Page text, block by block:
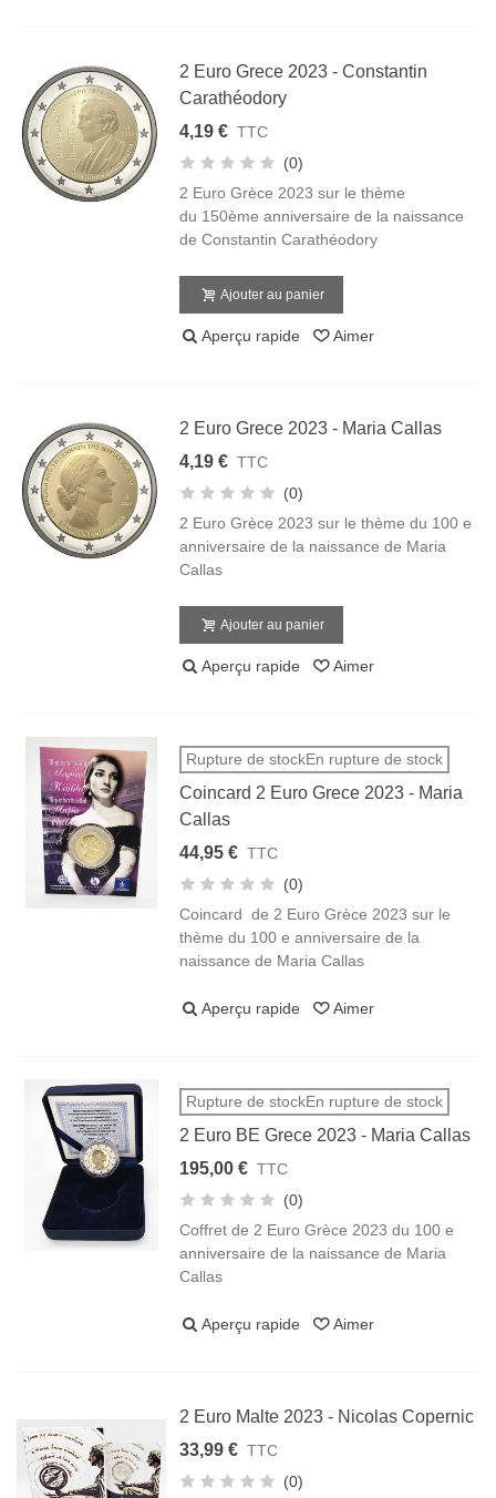
2 Euro Grece 2023 - Constantin
Carathéodory
4,19 € TTC
(0)
2 Euro Grèce 2023 sur le thème
du 150ème anniversaire de la naissance
de Constantin Carathéodory
Ajouter au panier
Aperçu rapide Aimer
2 Euro Grece 2023 - Maria Callas
4,19 € TTC
(0)
2 Euro Grèce 2023 sur le thème du 100 e
anniversaire de la naissance de Maria
Callas
Ajouter au panier
Aperçu rapide Aimer
Rupture de stockEn rupture de stock
Coincard 2 Euro Grece 2023 - Maria
Callas
44,95 € TTC
(0)
Coincard de 2 Euro Grèce 2023 sur le
thème du 100 e anniversaire de la
naissance de Maria Callas
Aperçu rapide Aimer
Rupture de stockEn rupture de stock
2 Euro BE Grece 2023 - Maria Callas
195,00 € TTC
(0)
Coffret de 2 Euro Grèce 2023 du 100 e
anniversaire de la naissance de Maria
Callas
Aperçu rapide Aimer
2 Euro Malte 2023 - Nicolas Copernic
33,99 € TTC
(0)